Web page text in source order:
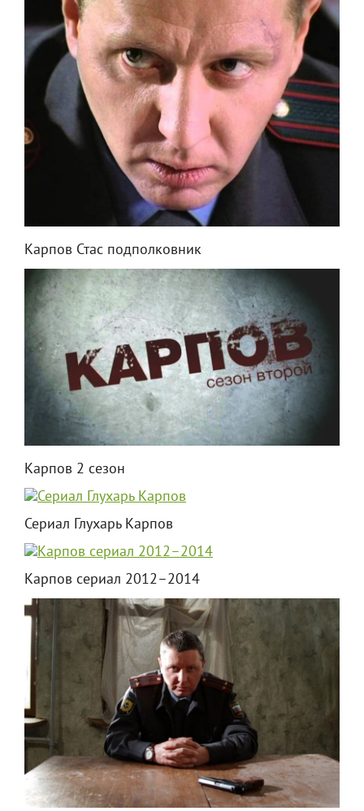
Карпов Стас подполковник
Карпов 2 сезон
Сериал Глухарь Карпов
Карпов сериал 2012–2014